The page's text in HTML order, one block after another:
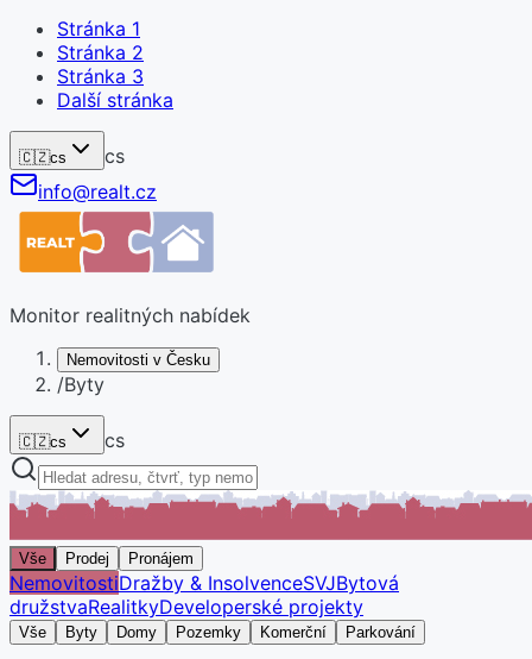
Stránka 1
Stránka 2
Stránka 3
Další stránka
🇨🇿cs
cs
info@realt.cz
Monitor realitných nabídek
Nemovitosti v Česku
/Byty
🇨🇿cs cs
Vše Prodej Pronájem
NemovitostiDražby & InsolvenceSVJBytová
družstvaRealitkyDeveloperské projekty
Vše Byty Domy Pozemky Komerční Parkování